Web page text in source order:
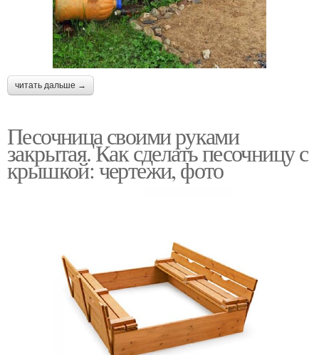
читать дальше →
Песочница своими руками
закрытая. Как сделать песочницу с
крышкой: чертежи, фото